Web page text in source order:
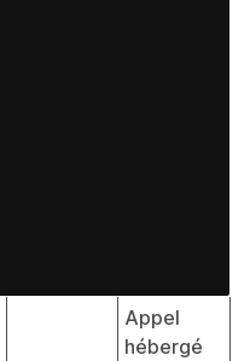
Appel
hébergé